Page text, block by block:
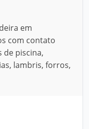
em
com contato
de piscina,
lambris, forros,